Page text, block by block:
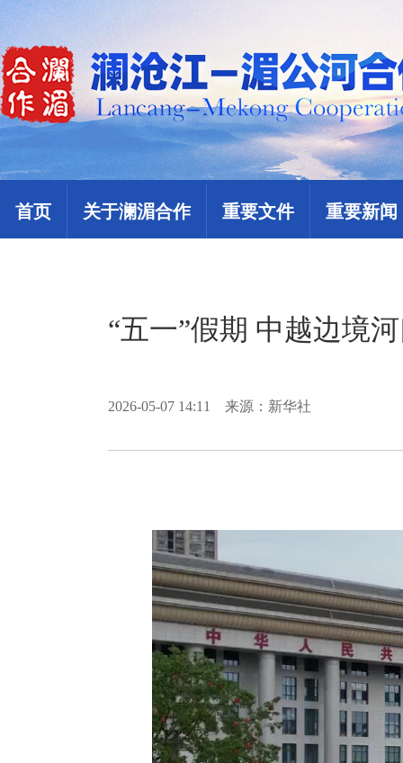
首页 关于澜湄合作 重要文件 重要新闻
“五一”假期 中越边境
2026-05-07 14:11 来源：新华社